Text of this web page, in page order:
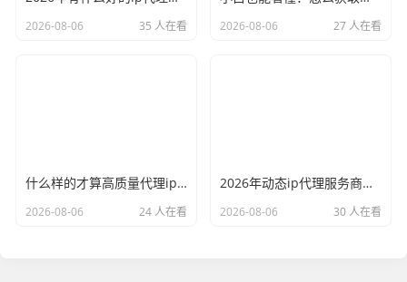
2026-08-06 35 人在看 2026-08-06 27 人在看
什么样的才算高质量代理ip？资深玩家总结了三个硬指标
2026-08-06 24 人在看
2026年动态ip代理服务商有哪些？这份清单建议收藏
2026-08-06 30 人在看